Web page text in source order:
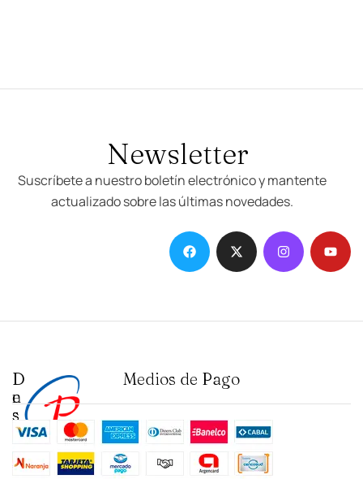
Newsletter
Suscríbete a nuestro boletín electrónico y mantente
actualizado sobre las últimas novedades.
D
e
s
t
a
c
I
n
s
t
i
t
Medios de Pago